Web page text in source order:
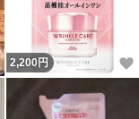
いいね！
2,200 円